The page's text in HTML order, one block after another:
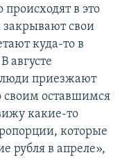
в это
свои
куда-то в
августе
люди приезжают
своим оставшимся
какие-то
которые
рубля в апреле»,